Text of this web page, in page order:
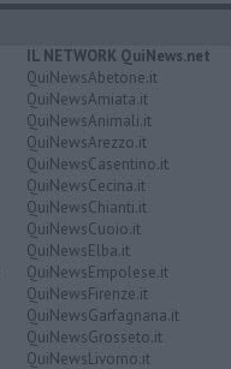
IL NETWORK QuiNews.net
QuiNewsAbetone.it
QuiNewsAmiata.it
QuiNewsAnimali.it
QuiNewsArezzo.it
QuiNewsCasentino.it
QuiNewsCecina.it
QuiNewsChianti.it
QuiNewsCuoio.it
QuiNewsElba.it
QuiNewsEmpolese.it
QuiNewsFirenze.it
QuiNewsGarfagnana.it
QuiNewsGrosseto.it
QuiNewsLivorno.it